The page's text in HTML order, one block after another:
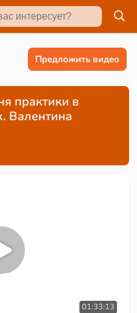
Предложить видео
практики в
Валентина
01:33:13